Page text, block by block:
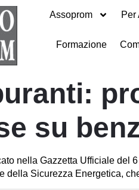
Assoprom Per
Formazione
su
nella Gazzetta Ufficiale del
della Sicurezza Energetica,